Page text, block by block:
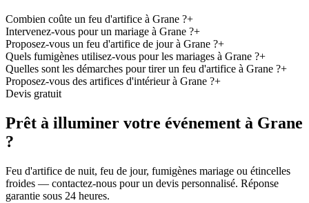
Combien coûte un feu d'artifice à Grane ?+
Intervenez-vous pour un mariage à Grane ?+
Proposez-vous un feu d'artifice de jour à Grane ?+
Quels fumigènes utilisez-vous pour les mariages à Grane ?+
Quelles sont les démarches pour tirer un feu d'artifice à Grane ?+
Proposez-vous des artifices d'intérieur à Grane ?+
Devis gratuit
Prêt à illuminer votre événement à Grane
?
Feu d'artifice de nuit, feu de jour, fumigènes mariage ou étincelles
froides — contactez-nous pour un devis personnalisé. Réponse
garantie sous 24 heures.